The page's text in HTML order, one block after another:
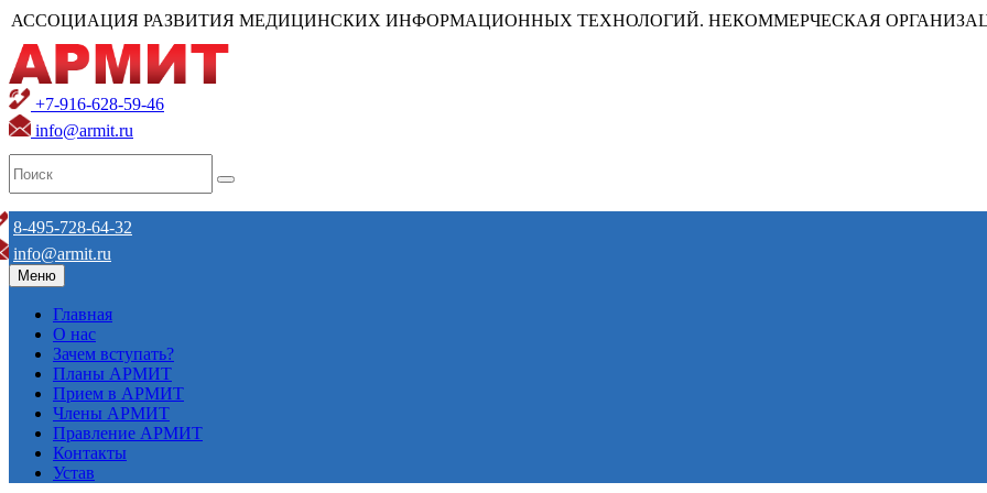
АССОЦИАЦИЯ РАЗВИТИЯ МЕДИЦИНСКИХ ИНФОРМАЦИОННЫХ ТЕХНОЛОГИЙ. НЕКОММЕРЧЕСКАЯ
+7-916-628-59-46
info@armit.ru
8-495-728-64-32
info@armit.ru
Меню
Главная
О нас
Зачем вступать?
Планы АРМИТ
Прием в АРМИТ
Члены АРМИТ
Правление АРМИТ
Контакты
Устав